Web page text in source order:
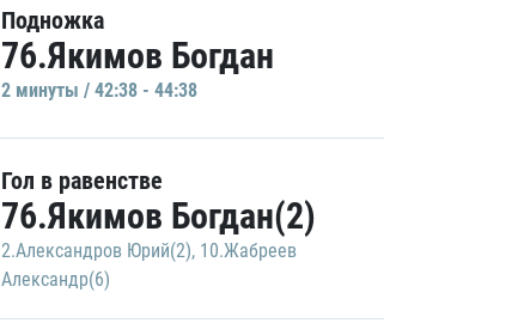
Подножка
76.Якимов Богдан
2 минуты / 42:38 - 44:38
Гол в равенстве
76.Якимов Богдан(2)
2.Александров Юрий(2), 10.Жабреев
Александр(6)